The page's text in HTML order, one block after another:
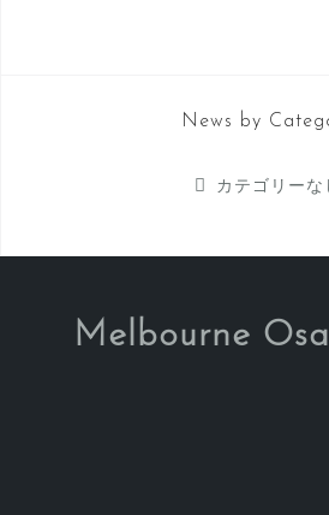
News by
カテゴリーな
Melbourne